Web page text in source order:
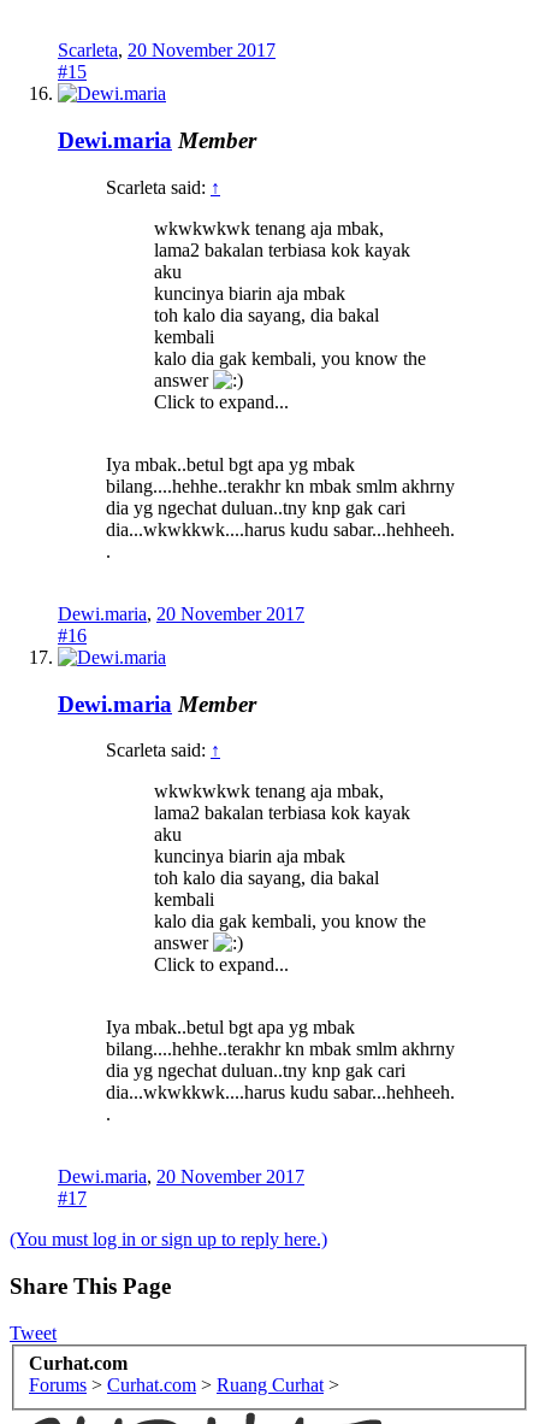
Scarleta, 20 November 2017
#15
Dewi.maria Member
Scarleta said: ↑
wkwkwkwk tenang aja mbak,
lama2 bakalan terbiasa kok kayak
aku
kuncinya biarin aja mbak
toh kalo dia sayang, dia bakal
kembali
kalo dia gak kembali, you know the
answer
Click to expand...
Iya mbak..betul bgt apa yg mbak
bilang....hehhe..terakhr kn mbak smlm akhrny
dia yg ngechat duluan..tny knp gak cari
dia...wkwkkwk....harus kudu sabar...hehheeh.
.
Dewi.maria, 20 November 2017
#16
Dewi.maria Member
Scarleta said: ↑
wkwkwkwk tenang aja mbak,
lama2 bakalan terbiasa kok kayak
aku
kuncinya biarin aja mbak
toh kalo dia sayang, dia bakal
kembali
kalo dia gak kembali, you know the
answer
Click to expand...
Iya mbak..betul bgt apa yg mbak
bilang....hehhe..terakhr kn mbak smlm akhrny
dia yg ngechat duluan..tny knp gak cari
dia...wkwkkwk....harus kudu sabar...hehheeh.
.
Dewi.maria, 20 November 2017
#17
(You must log in or sign up to reply here.)
Share This Page
Tweet
Curhat.com
Forums > Curhat.com > Ruang Curhat >